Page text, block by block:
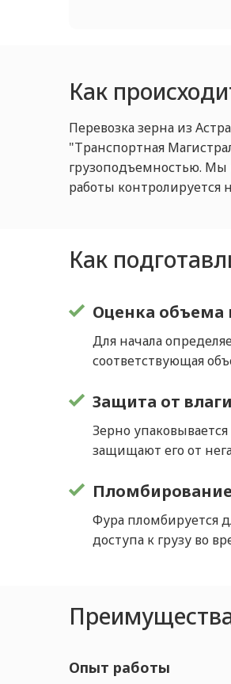
Как
Перевозка зерна из
"Транспортная
грузоподъемностью. Мы
работы контролируется
Как
Оценка объема
Для начала
соответствующая
Защита от
Зерно
защищают его от
Пломбирование
Фура пломбируется
доступа к грузу во
Опыт работы